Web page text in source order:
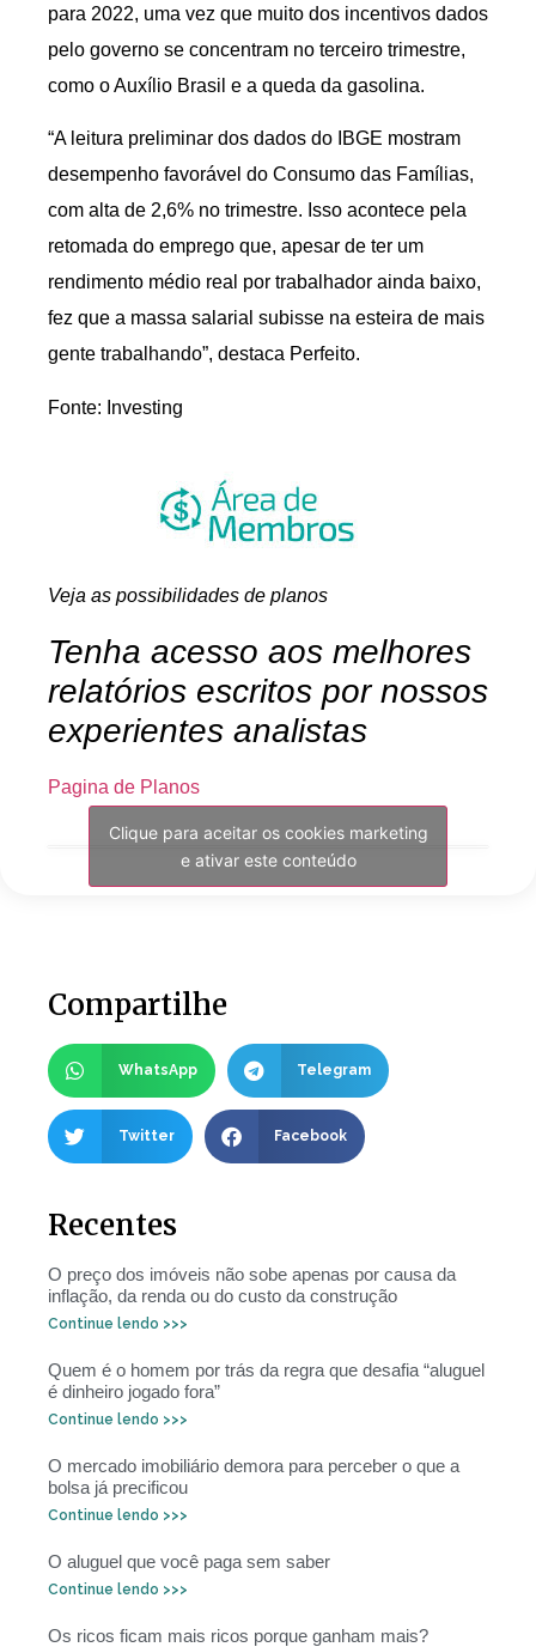
para 2022, uma vez que muito dos incentivos dados
pelo governo se concentram no terceiro trimestre,
como o Auxílio Brasil e a queda da gasolina.
“A leitura preliminar dos dados do IBGE mostram
desempenho favorável do Consumo das Famílias,
com alta de 2,6% no trimestre. Isso acontece pela
retomada do emprego que, apesar de ter um
rendimento médio real por trabalhador ainda baixo,
fez que a massa salarial subisse na esteira de mais
gente trabalhando”, destaca Perfeito.
Fonte: Investing
Veja as possibilidades de planos
Tenha acesso aos melhores
relatórios escritos por nossos
experientes analistas
Pagina de Planos
Clique para aceitar os cookies marketing
e ativar este conteúdo
Compartilhe
WhatsApp Telegram
Twitter Facebook
Recentes
O preço dos imóveis não sobe apenas por causa da
inflação, da renda ou do custo da construção
Continue lendo >>>
Quem é o homem por trás da regra que desafia “aluguel
é dinheiro jogado fora”
Continue lendo >>>
O mercado imobiliário demora para perceber o que a
bolsa já precificou
Continue lendo >>>
O aluguel que você paga sem saber
Continue lendo >>>
Os ricos ficam mais ricos porque ganham mais?